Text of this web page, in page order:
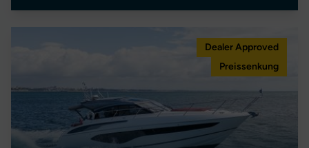
Dealer Approved
Preissenkung